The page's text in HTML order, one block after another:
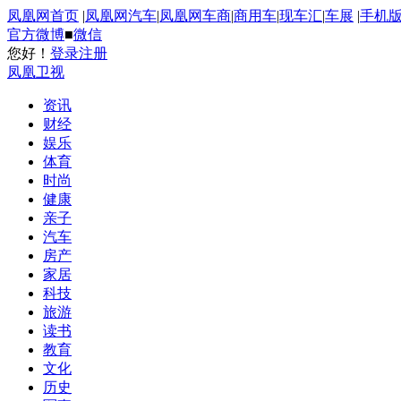
凤凰网首页 |凤凰网汽车|凤凰网车商|商用车|现车汇|车展 |手机版
官方微博■微信
您好！ 登录注册
凤凰卫视
资讯
财经
娱乐
体育
时尚
健康
亲子
汽车
房产
家居
科技
旅游
读书
教育
文化
历史